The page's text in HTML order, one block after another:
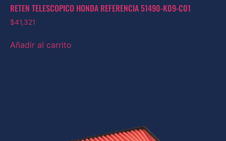
RETEN TELESCOPICO HONDA REFERENCIA 51490-K09-C01
$41,321
Añadir al carrito